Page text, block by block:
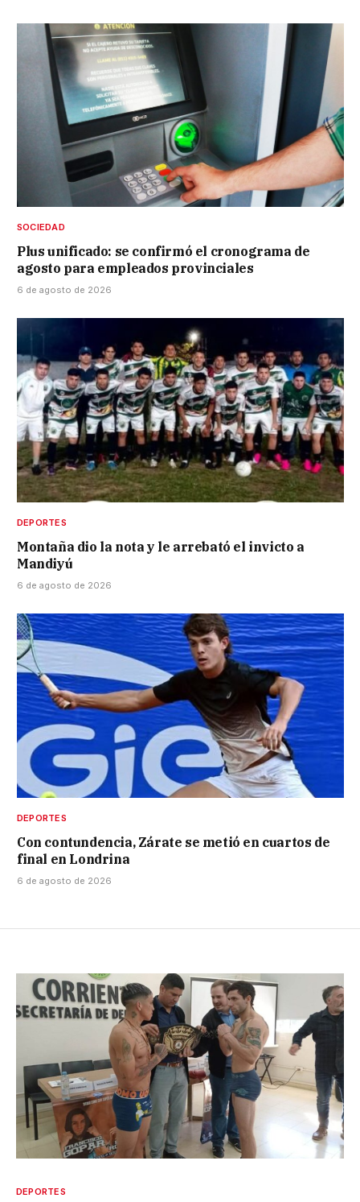
SOCIEDAD
Plus unificado: se confirmó el cronograma de
agosto para empleados provinciales
6 de agosto de 2026
DEPORTES
Montaña dio la nota y le arrebató el invicto a
Mandiyú
6 de agosto de 2026
DEPORTES
Con contundencia, Zárate se metió en cuartos de
final en Londrina
6 de agosto de 2026
DEPORTES